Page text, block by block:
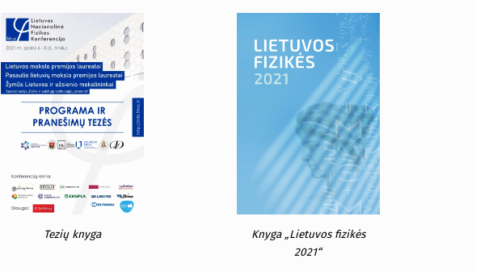
Tezių knyga
Knyga „Lietuvos fizikės
2021“